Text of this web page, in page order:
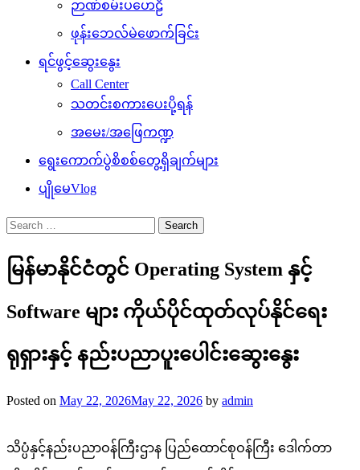
ဉာဏ်စမ်းပဟေဠိ
ဖုန်းဘေလ်မဲဖောက်ခြင်း
ရင်ဖွင့်ဆွေးနွေး
Call Center
သတင်းစကားပေးပို့ရန်
အမေး/အဖြေကဏ္ဍ
ရွေးကောက်ပွဲစိစစ်တွေ့ရှိချက်များ
ပျိုမေVlog
Search
for:
မြန်မာနိုင်ငံတွင် Operating System နှင့်
Software များ ကိုယ်ပိုင်ထုတ်လုပ်နိုင်ရေး
ရုရှားနှင့် နည်းပညာပူးပေါင်းဆွေးနွေး
Posted on May 22, 2026May 22, 2026 by admin
သိပ္ပံနှင့်နည်းပညာဝန်ကြီးဌာန ပြည်ထောင်စုဝန်ကြီး ဒေါက်တာ